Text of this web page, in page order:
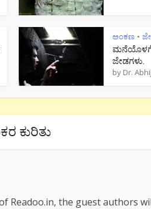
ಅಂಕಣ •
ಜೇಡಗಳು.
by Dr.
ಕುರಿತು
Readoo.in, the guest authors